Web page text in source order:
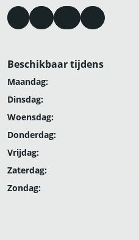
Beschikbaar tijdens
Maandag:
Dinsdag:
Woensdag:
Donderdag:
Vrijdag:
Zaterdag:
Zondag: